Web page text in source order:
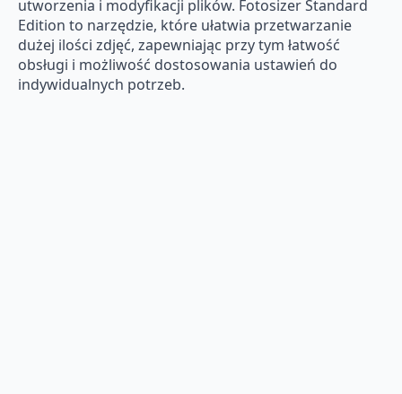
utworzenia i modyfikacji plików. Fotosizer Standard
Edition to narzędzie, które ułatwia przetwarzanie
dużej ilości zdjęć, zapewniając przy tym łatwość
obsługi i możliwość dostosowania ustawień do
indywidualnych potrzeb.